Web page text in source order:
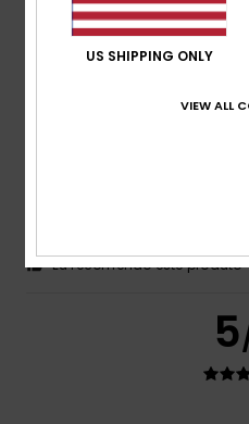
5
Eu recomendo este produto
5
US SHIPPING ONLY
VIEW ALL